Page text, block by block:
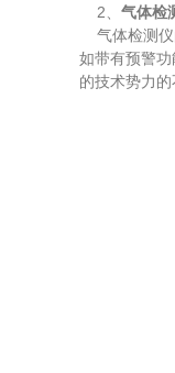
2、 气体检
气体检测仪
如带有预警
的技术势力